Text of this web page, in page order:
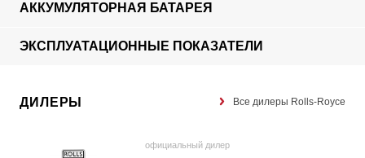
АККУМУЛЯТОРНАЯ БАТАРЕЯ
ЭКСПЛУАТАЦИОННЫЕ ПОКАЗАТЕЛИ
ДИЛЕРЫ Все дилеры Rolls-Royce
официальный дилер